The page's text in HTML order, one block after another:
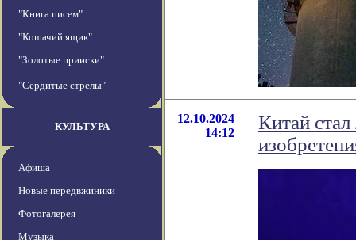
"Книга писем"
"Кошачий ящик"
"Золотые прииски"
"Сердитые стрелы"
КУЛЬТУРА
Афиша
Новые передвжиники
Фотогалерея
Музыка
12.10.2024
14:12
Китай